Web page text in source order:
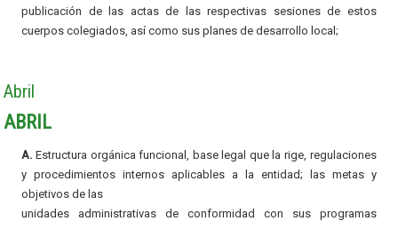
publicación de las actas de las respectivas sesiones de estos
cuerpos colegiados, así como sus planes de desarrollo local;
Abril
ABRIL
A. Estructura orgánica funcional, base legal que la rige, regulaciones
y procedimientos internos aplicables a la entidad; las metas y
objetivos de las
unidades administrativas de conformidad con sus programas